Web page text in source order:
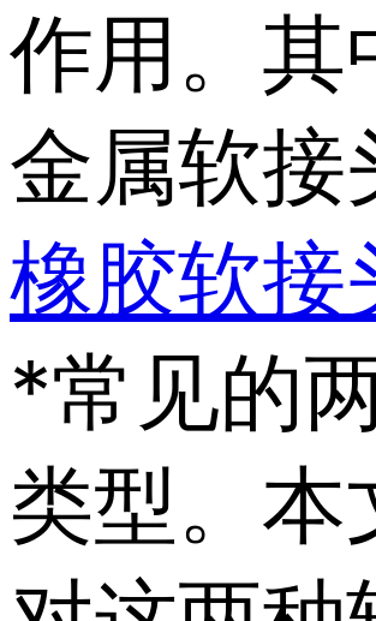
作用。其
金属软接
橡胶软接
*常见的
类型。本